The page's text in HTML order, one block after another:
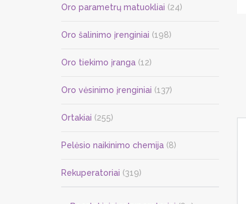
Oro parametrų matuokliai (24)
Oro šalinimo įrenginiai (198)
Oro tiekimo įranga (12)
Oro vėsinimo įrenginiai (137)
Ortakiai (255)
Pelėsio naikinimo chemija (8)
Rekuperatoriai (319)